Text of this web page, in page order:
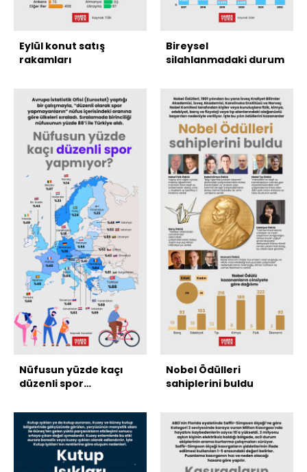
Eylül konut satış
rakamları
Bireysel
silahlanmadaki durum
Nüfusun yüzde kaçı
düzenli spor
Nobel Ödülleri
sahiplerini buldu